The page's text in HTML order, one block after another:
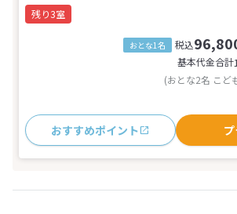
残り3室
おとな1名 税込
基本代金合計
(おとな2名 こど
おすすめポイント